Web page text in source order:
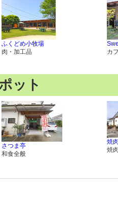
ふくどめ小牧場
肉・加工品
カ
ット
さつま亭
和食全般
焼
焼